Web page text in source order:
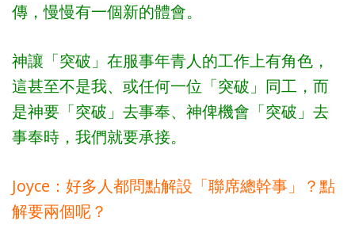
傳，慢慢有一個新的體會。
神讓「突破」在服事年青人的工作上有角色，
這甚至不是我、或任何一位「突破」同工，而
是神要「突破」去事奉、神俾機會「突破」去
事奉時，我們就要承接。
Joyce：好多人都問點解設「聯席總幹事」？點
解要兩個呢？